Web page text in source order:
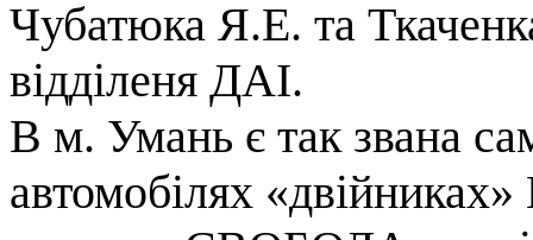
Чубатюка Я.Е. та
відділеня ДАІ.
В м. Умань є так звана
автомобілях